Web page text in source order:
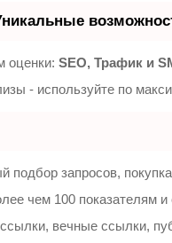
оценки: SEO, Трафик и
- используйте по
подбор запросов,
чем 100 показателям
вечные ссылки,